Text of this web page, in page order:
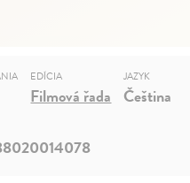
EDÍCIA
Filmová řada
JAZYK
Čeština